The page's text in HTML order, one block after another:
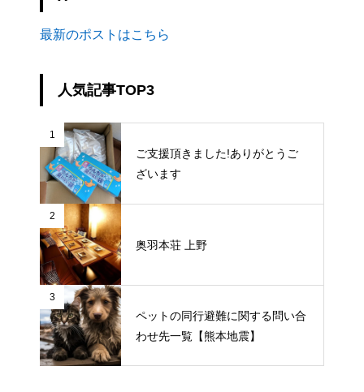
最新のポストはこちら
人気記事TOP3
1
ご支援頂きました!ありがとうご
ざいます
2
奥羽本荘 上野
3
ペットの同行避難に関する問い合
わせ先一覧【熊本地震】